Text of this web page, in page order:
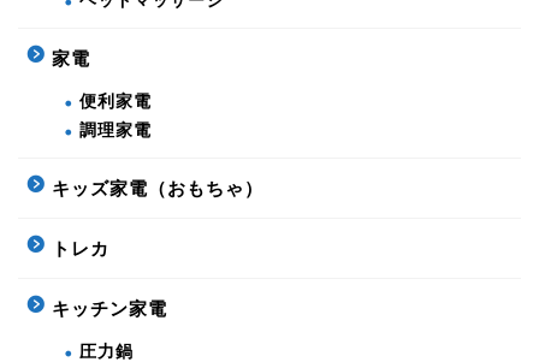
家電
便利家電
調理家電
キッズ家電（おもちゃ）
トレカ
キッチン家電
圧力鍋